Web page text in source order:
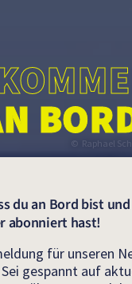
Raphael
du an Bord bist
abonniert hast!
für unseren
gespannt auf